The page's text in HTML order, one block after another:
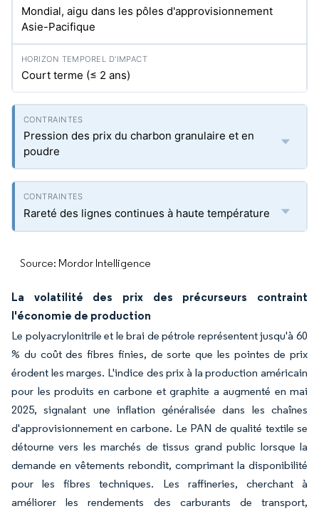
Mondial, aigu dans les pôles d'approvisionnement
Asie-Pacifique
Court terme (≤ 2 ans)
Pression des prix du charbon granulaire et en
poudre
Rareté des lignes continues à haute température
Source: Mordor Intelligence
La volatilité des prix des précurseurs contraint
l'économie de production
Le polyacrylonitrile et le brai de pétrole représentent jusqu'à 60
% du coût des fibres finies, de sorte que les pointes de prix
érodent les marges. L'indice des prix à la production américain
pour les produits en carbone et graphite a augmenté en mai
2025, signalant une inflation généralisée dans les chaînes
d'approvisionnement en carbone. Le PAN de qualité textile se
détourne vers les marchés de tissus grand public lorsque la
demande en vêtements rebondit, comprimant la disponibilité
pour les fibres techniques. Les raffineries, cherchant à
améliorer les rendements des carburants de transport,